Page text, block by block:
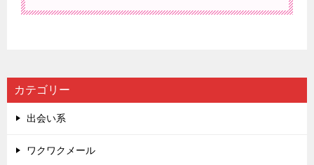
カテゴリー
出会い系
ワクワクメール